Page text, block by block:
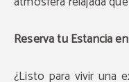
Reserva tu Estancia
¿Listo para vivir una